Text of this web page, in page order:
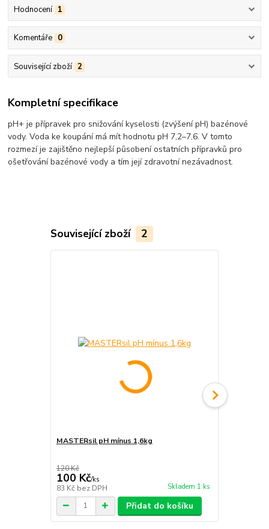
Hodnocení 1
Komentáře 0
Související zboží 2
Kompletní specifikace
pH+ je přípravek pro snižování kyselosti (zvýšení pH) bazénové
vody. Voda ke koupání má mít hodnotu pH 7,2–7,6. V tomto
rozmezí je zajištěno nejlepší působení ostatních přípravků pro
ošetřování bazénové vody a tím její zdravotní nezávadnost.
Související zboží 2
MASTERsil pH mínus 1,6kg
120 Kč
100 Kč/ks
83 Kč bez DPH Skladem 1 ks
Přidat do košíku